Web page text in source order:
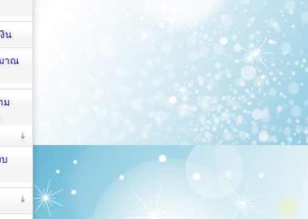
น
าณ
ม